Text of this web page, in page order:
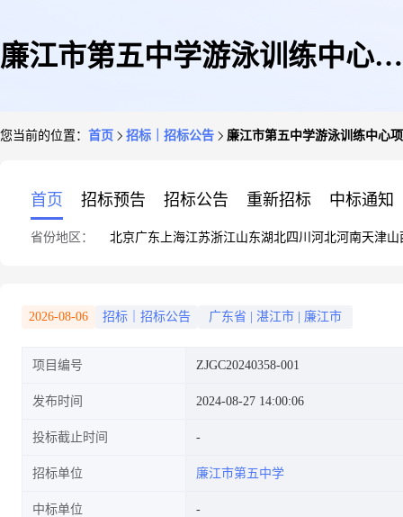
廉江市第五中学游泳训练中心项
您当前的位置： 首页 招标｜招标公告 廉江市第五中学游泳训练中心
首页 招标预告 招标公告 重新招标 中标通知
省份地区： 北京广东 上海江苏浙江山东湖北四川 河北河南天津山
2026-08-06 招标｜招标公告 广东省 湛江市 廉江市
项目编号 ZJGC20240358-001
发布时间 2024-08-27 14:00:06
投标截止时间
招标单位 廉江市第五中学
中标单位